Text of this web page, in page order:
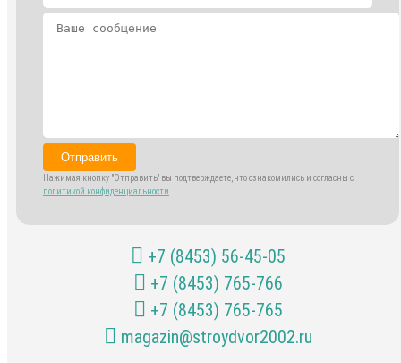
Отправить
Нажимая кнопку "Отправить" вы подтверждаете, что ознакомились и согласны с
политикой конфиденциальности
+7 (8453) 56-45-05
+7 (8453) 765-766
+7 (8453) 765-765
magazin@stroydvor2002.ru